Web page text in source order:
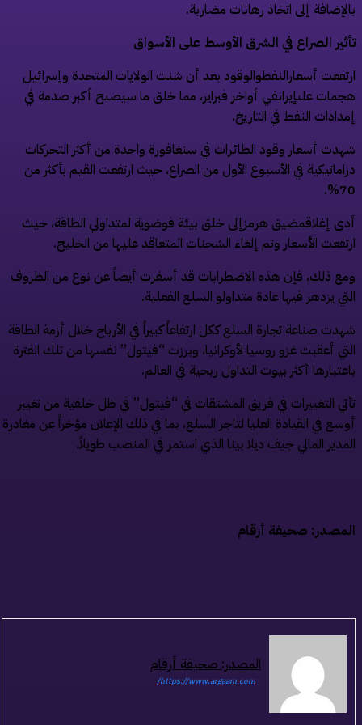
إلى اتخاذ رهانات مضاربة.
الصراع في الشرق الأوسط على الأسواق
أسعارالنفطوالوقود بعد أن شنت الولايات المتحدة وإسرائيل
علىإيرانفي أواخر فبراير، مما خلق ما سيصبح أكبر صدمة في
النفط في التاريخ.
أسعار وقود الطائرات في سنغافورة واحدة من أكثر التحركات
في الأسبوع الأول من الصراع، حيث ارتفعت القيم بأكثر من
إغلاقمضيق هرمزإلى خلق بيئة فوضوية لمتداولي الطاقة، حيث
الأسعار وتم إلغاء الشحنات المتعاقد عليها من الخليج.
ذلك، فإن هذه الاضطرابات قد أسفرت أيضاً عن نوع من الظروف
يزدهر فيها عادة متداولو السلع الفعلية.
صناعة تجارة السلع ككل ارتفاعاً كبيراً في الأرباح خلال أزمة الطاقة
أعقبت غزو روسيا لأوكرانيا، وبرزت “فيتول” نفسها من تلك الفترة
أكثر بيوت التداول ربحية في العالم.
التغييرات في فريق المشتقات في “فيتول” في ظل خلفية من تغيير
في القيادة العليا لتاجر السلع، بما في ذلك الإعلان مؤخراً عن مغادرة
المالي جيف ديلا بينا الذي استمر في المنصب طويلاً.
صحيفة أرقام
المصدر: صحيفة أرقام
https://www.argaam.com/